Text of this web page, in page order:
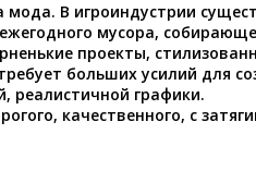
мода. В игроиндустрии
мусора,
проекты,
больших усилий для
реалистичной графики.
качественного, с